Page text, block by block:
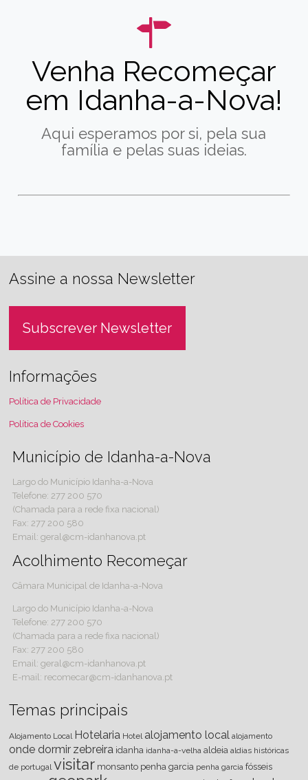
Venha Recomeçar
em Idanha-a-Nova!
Aqui esperamos por si, pela sua
família e pelas suas ideias.
Assine a nossa Newsletter
Subscrever Newsletter
Informações
Política de Privacidade
Política de Cookies
Município de Idanha-a-Nova
Largo do Município Idanha-a-Nova
Telefone: 277 200 570
(Chamada para a rede fixa nacional)
Fax: 277 200 580
Email: geral@cm-idanhanova.pt
Acolhimento Recomeçar
Câmara Municipal de Idanha-a-Nova
Largo do Município Idanha-a-Nova
Telefone: 277 200 570
(Chamada para a rede fixa nacional)
Fax: 277 200 580
Email: geral@cm-idanhanova.pt
E-mail: recomecar@cm-idanhanova.pt
Temas principais
Alojamento Local Hotelaria Hotel alojamento local alojamento
onde dormir zebreira idanha idanha-a-velha aldeia aldias históricas
de portugal visitar monsanto penha garcia penha garcia fósseis